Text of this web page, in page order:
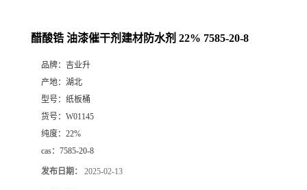
醋酸锆 油漆催干剂建材防水剂 22% 7585-20-8
品牌： 吉业升
产地： 湖北
型号： 纸板桶
货号： W01145
纯度： 22%
cas： 7585-20-8
发布日期： 2025-02-13